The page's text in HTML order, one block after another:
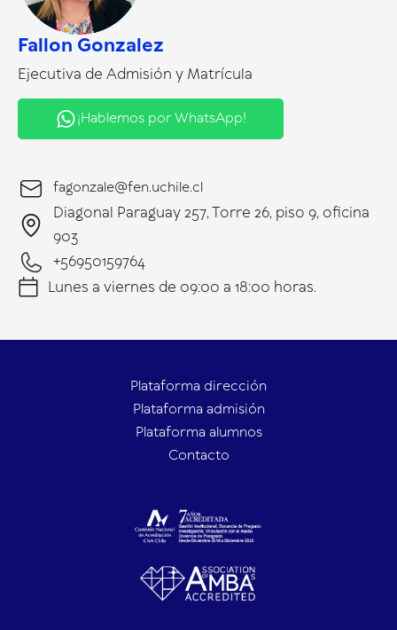
Fallon Gonzalez
Ejecutiva de Admisión y Matrícula
¡Hablemos por WhatsApp!
fagonzale@fen.uchile.cl
Diagonal Paraguay 257, Torre 26, piso 9, oficina
903
+56950159764
Lunes a viernes de 09:00 a 18:00 horas.
Plataforma dirección
Plataforma admisión
Plataforma alumnos
Contacto